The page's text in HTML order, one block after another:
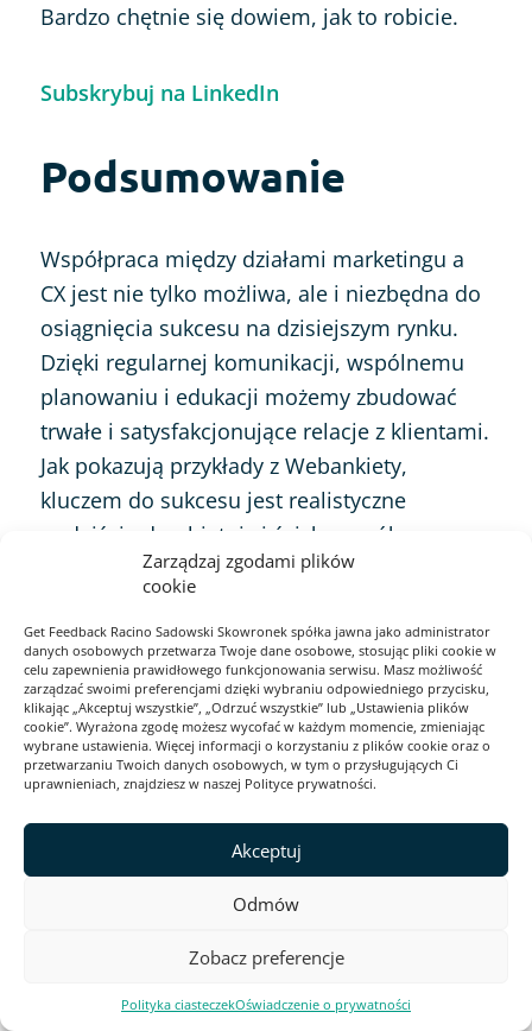
Zarządzaj zgodami plików
cookie
Get Feedback Racino Sadowski Skowronek spółka jawna jako administrator
danych osobowych przetwarza Twoje dane osobowe, stosując pliki cookie w
celu zapewnienia prawidłowego funkcjonowania serwisu. Masz możliwość
zarządzać swoimi preferencjami dzięki wybraniu odpowiedniego przycisku,
klikając „Akceptuj wszystkie”, „Odrzuć wszystkie” lub „Ustawienia plików
cookie”. Wyrażona zgodę możesz wycofać w każdym momencie, zmieniając
wybrane ustawienia. Więcej informacji o korzystaniu z plików cookie oraz o
przetwarzaniu Twoich danych osobowych, w tym o przysługujących Ci
uprawnieniach, znajdziesz w naszej Polityce prywatności.
Akceptuj
Odmów
Zobacz preferencje
Polityka ciasteczekOświadczenie o prywatności
Bardzo chętnie się dowiem, jak to robicie.
Subskrybuj na LinkedIn
Podsumowanie
Współpraca między działami marketingu a
CX jest nie tylko możliwa, ale i niezbędna do
osiągnięcia sukcesu na dzisiejszym rynku.
Dzięki regularnej komunikacji, wspólnemu
planowaniu i edukacji możemy zbudować
trwałe i satysfakcjonujące relacje z klientami.
Jak pokazują przykłady z Webankiety,
kluczem do sukcesu jest realistyczne
podejście do obietnic i ścisła współpraca na
każdym etapie procesu.
Zapraszam do subskrypcji mojego
newslettera na LinkedIn, aby być na bieżąco
z kolejnymi odcinkami i inspiracjami
dotyczącymi współpracy między
marketingiem a CX:Subskrybuj na LinkedIn
Dziękuję za lekturę i czekam na Wasze opinie
oraz pomysły na ulepszanie relacji między
zastosowania tych metod w Waszych
organizacjach? Podzielcie się swoimi